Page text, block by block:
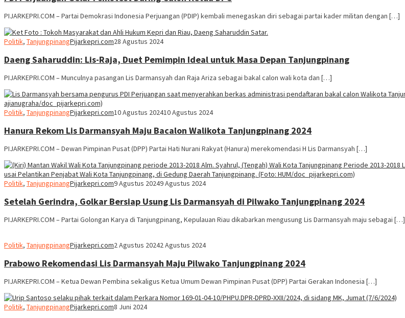
PIJARKEPRI.COM – Partai Demokrasi Indonesia Perjuangan (PDIP) kembali menegaskan diri sebagai partai kader militan dengan […]
Politik, TanjungpinangPijarkepri.com28 Agustus 2024
Daeng Saharuddin: Lis-Raja, Duet Pemimpin Ideal untuk Masa Depan Tanjungpinang
PIJARKEPRI.COM – Munculnya pasangan Lis Darmansyah dan Raja Ariza sebagai bakal calon wali kota dan […]
Politik, TanjungpinangPijarkepri.com10 Agustus 202410 Agustus 2024
Hanura Rekom Lis Darmansyah Maju Bacalon Walikota Tanjungpinang 2024
PIJARKEPRI.COM – Dewan Pimpinan Pusat (DPP) Partai Hati Nurani Rakyat (Hanura) merekomendasi H Lis Darmansyah […]
Politik, TanjungpinangPijarkepri.com9 Agustus 20249 Agustus 2024
Setelah Gerindra, Golkar Bersiap Usung Lis Darmansyah di Pilwako Tanjungpinang 2024
PIJARKEPRI.COM – Partai Golongan Karya di Tanjungpinang, Kepulauan Riau dikabarkan mengusung Lis Darmansyah maju sebagai […]
Politik, TanjungpinangPijarkepri.com2 Agustus 20242 Agustus 2024
Prabowo Rekomendasi Lis Darmansyah Maju Pilwako Tanjungpinang 2024
PIJARKEPRI.COM – Ketua Dewan Pembina sekaligus Ketua Umum Dewan Pimpinan Pusat (DPP) Partai Gerakan Indonesia […]
Politik, TanjungpinangPijarkepri.com8 Juni 2024